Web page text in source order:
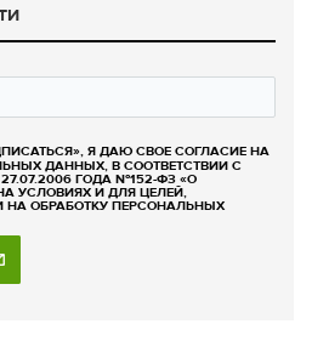
Я ДАЮ СВОЕ СОГЛАСИЕ НА
ДАННЫХ, В СООТВЕТСТВИИ С
ГОДА №152-ФЗ «О
УСЛОВИЯХ И ДЛЯ ЦЕЛЕЙ,
НА ОБРАБОТКУ ПЕРСОНАЛЬНЫХ